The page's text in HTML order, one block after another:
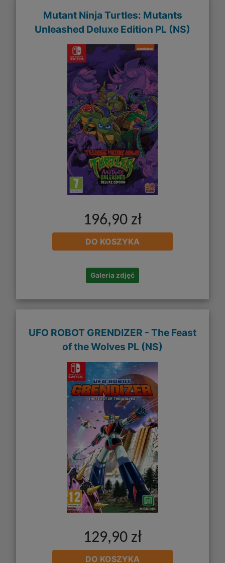
Mutant Ninja Turtles: Mutants
Unleashed Deluxe Edition PL (NS)
196,90 zł
DO KOSZYKA
Galeria zdjęć
UFO ROBOT GRENDIZER - The Feast
of the Wolves PL (NS)
129,90 zł
DO KOSZYKA